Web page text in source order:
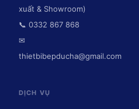
xuất & Showroom)
📞 0332 867 868
✉
thietbibepducha@gmail.com
DỊCH VỤ